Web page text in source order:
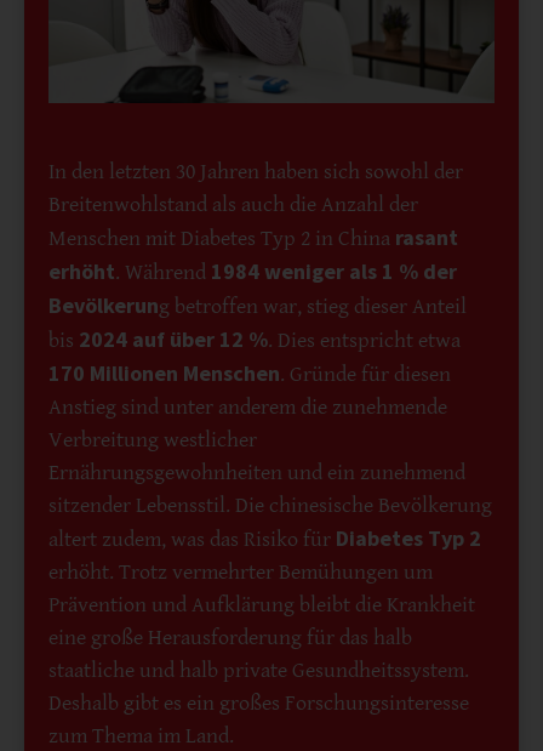
In den letzten 30 Jahren haben sich sowohl der
Breitenwohlstand als auch die Anzahl der
Menschen mit Diabetes Typ 2 in China rasant
erhöht. Während 1984 weniger als 1 % der
Bevölkerung betroffen war, stieg dieser Anteil
bis 2024 auf über 12 %. Dies entspricht etwa
170 Millionen Menschen. Gründe für diesen
Anstieg sind unter anderem die zunehmende
Verbreitung westlicher
Ernährungsgewohnheiten und ein zunehmend
sitzender Lebensstil. Die chinesische Bevölkerung
altert zudem, was das Risiko für Diabetes Typ 2
erhöht. Trotz vermehrter Bemühungen um
Prävention und Aufklärung bleibt die Krankheit
eine große Herausforderung für das halb
staatliche und halb private Gesundheitssystem.
Deshalb gibt es ein großes Forschungsinteresse
zum Thema im Land.